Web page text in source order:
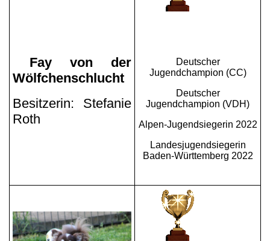
Fay von der
Wölfchenschlucht
Besitzerin: Stefanie
Roth
Deutscher
Jugendchampion (CC)
Deutscher
Jugendchampion (VDH)
Alpen-Jugendsiegerin 2022
Landesjugendsiegerin
Baden-Württemberg 2022